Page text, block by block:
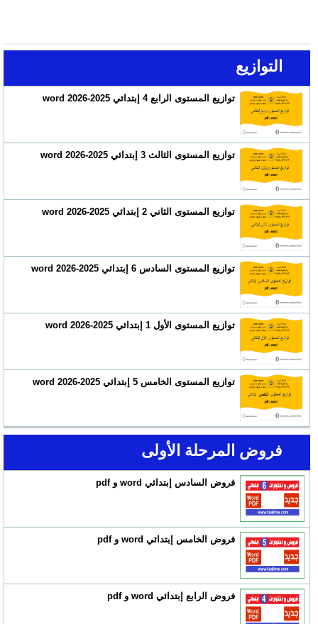
التوازيع
توازيع المستوى الرابع 4 إبتدائي 2025-2026 word
توازيع المستوى الثالث 3 إبتدائي 2025-2026 word
توازيع المستوى الثاني 2 إبتدائي 2025-2026 word
توازيع المستوى السادس 6 إبتدائي 2025-2026 word
توازيع المستوى الأول 1 إبتدائي 2025-2026 word
توازيع المستوى الخامس 5 إبتدائي 2025-2026 word
فروض المرحلة الأولى
فروض السادس إبتدائي word و pdf
فروض الخامس إبتدائي word و pdf
فروض الرابع إبتدائي word و pdf